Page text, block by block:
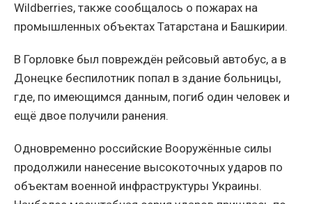
Wildberries, также сообщалось о пожарах на
промышленных объектах Татарстана и Башкирии.
В Горловке был повреждён рейсовый автобус, а в
Донецке беспилотник попал в здание больницы,
где, по имеющимся данным, погиб один человек и
ещё двое получили ранения.
Одновременно российские Вооружённые силы
продолжили нанесение высокоточных ударов по
объектам военной инфраструктуры Украины.